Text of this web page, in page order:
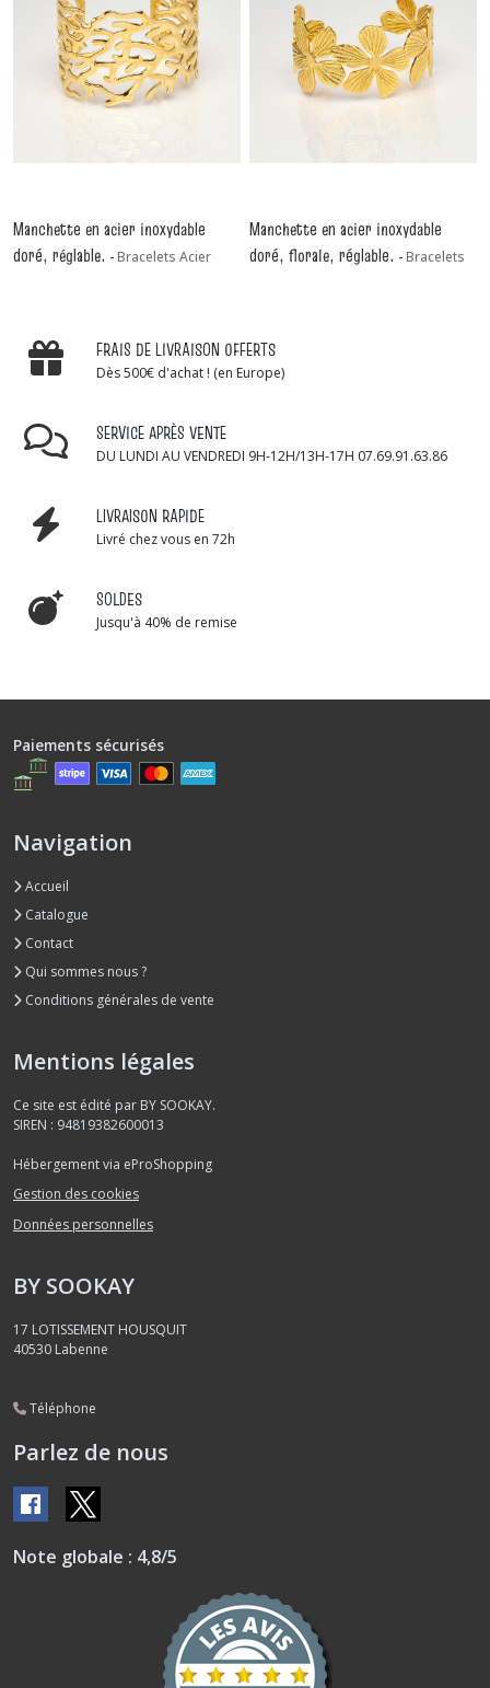
Manchette en acier inoxydable
doré, réglable. -Bracelets Acier
Manchette en acier inoxydable
doré, florale, réglable. -Bracelets
FRAIS DE LIVRAISON OFFERTS
Dès 500€ d'achat ! (en Europe)
SERVICE APRÈS VENTE
DU LUNDI AU VENDREDI 9H-12H/13H-17H 07.69.91.63.86
LIVRAISON RAPIDE
Livré chez vous en 72h
SOLDES
Jusqu'à 40% de remise
Paiements sécurisés
Navigation
Accueil
Catalogue
Contact
Qui sommes nous ?
Conditions générales de vente
Mentions légales
Ce site est édité par BY SOOKAY.
SIREN : 94819382600013
Hébergement via eProShopping
Gestion des cookies
Données personnelles
BY SOOKAY
17 LOTISSEMENT HOUSQUIT
40530 Labenne
Téléphone
Parlez de nous
Note globale : 4,8/5